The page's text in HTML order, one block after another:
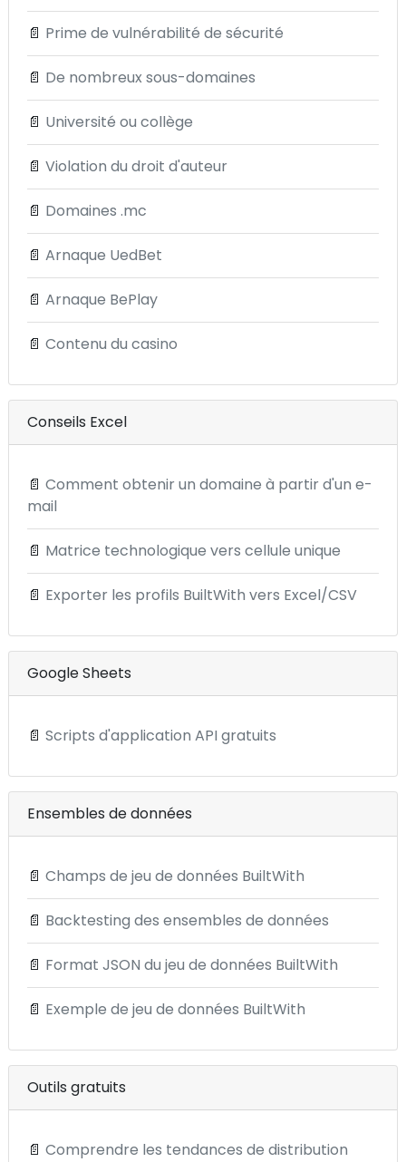
📄 Prime de vulnérabilité de sécurité
📄 De nombreux sous-domaines
📄 Université ou collège
📄 Violation du droit d'auteur
📄 Domaines .mc
📄 Arnaque UedBet
📄 Arnaque BePlay
📄 Contenu du casino
Conseils Excel
📄 Comment obtenir un domaine à partir d'un e-
mail
📄 Matrice technologique vers cellule unique
📄 Exporter les profils BuiltWith vers Excel/CSV
Google Sheets
📄 Scripts d'application API gratuits
Ensembles de données
📄 Champs de jeu de données BuiltWith
📄 Backtesting des ensembles de données
📄 Format JSON du jeu de données BuiltWith
📄 Exemple de jeu de données BuiltWith
Outils gratuits
📄 Comprendre les tendances de distribution